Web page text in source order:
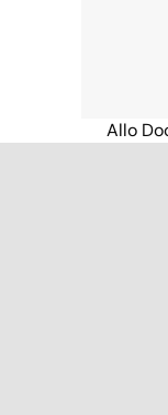
Allo